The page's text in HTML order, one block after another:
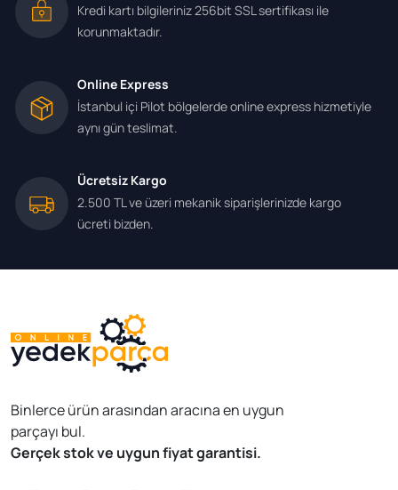
Kredi kartı bilgileriniz 256bit SSL sertifikası ile
korunmaktadır.
Online Express
İstanbul içi Pilot bölgelerde online express hizmetiyle
aynı gün teslimat.
Ücretsiz Kargo
2.500 TL ve üzeri mekanik siparişlerinizde kargo
ücreti bizden.
Binlerce ürün arasından aracına en uygun
parçayı bul.
Gerçek stok ve uygun fiyat garantisi.